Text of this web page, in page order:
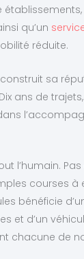
qu’un
réduite.
construit sa
ans de
l’humain.
courses à
bénéficie
et d’un
chacune de